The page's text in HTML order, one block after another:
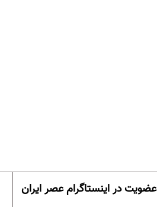
عضویت در اینستاگرام عصر ایران